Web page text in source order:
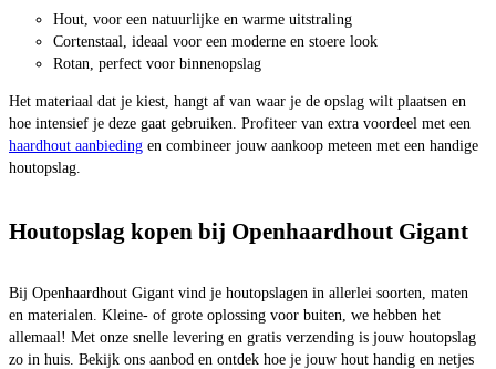
Hout, voor een natuurlijke en warme uitstraling
Cortenstaal, ideaal voor een moderne en stoere look
Rotan, perfect voor binnenopslag
Het materiaal dat je kiest, hangt af van waar je de opslag wilt plaatsen en
hoe intensief je deze gaat gebruiken. Profiteer van extra voordeel met een
haardhout aanbieding en combineer jouw aankoop meteen met een handige
houtopslag.
Houtopslag kopen bij Openhaardhout Gigant
Bij Openhaardhout Gigant vind je houtopslagen in allerlei soorten, maten
en materialen. Kleine- of grote oplossing voor buiten, we hebben het
allemaal! Met onze snelle levering en gratis verzending is jouw houtopslag
zo in huis. Bekijk ons aanbod en ontdek hoe je jouw hout handig en netjes